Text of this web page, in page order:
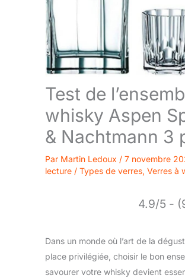
Test de
whisky Aspen
& Nachtmann 3
Par Martin Ledoux / 7 novembre
lecture / Types de verres, Verres à
4.9/5 -
Dans un monde où l’art de la
place privilégiée, choisir le bon
savourer votre whisky devient